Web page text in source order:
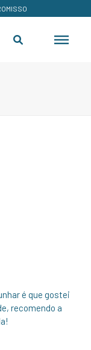
é que gostei
recomendo a